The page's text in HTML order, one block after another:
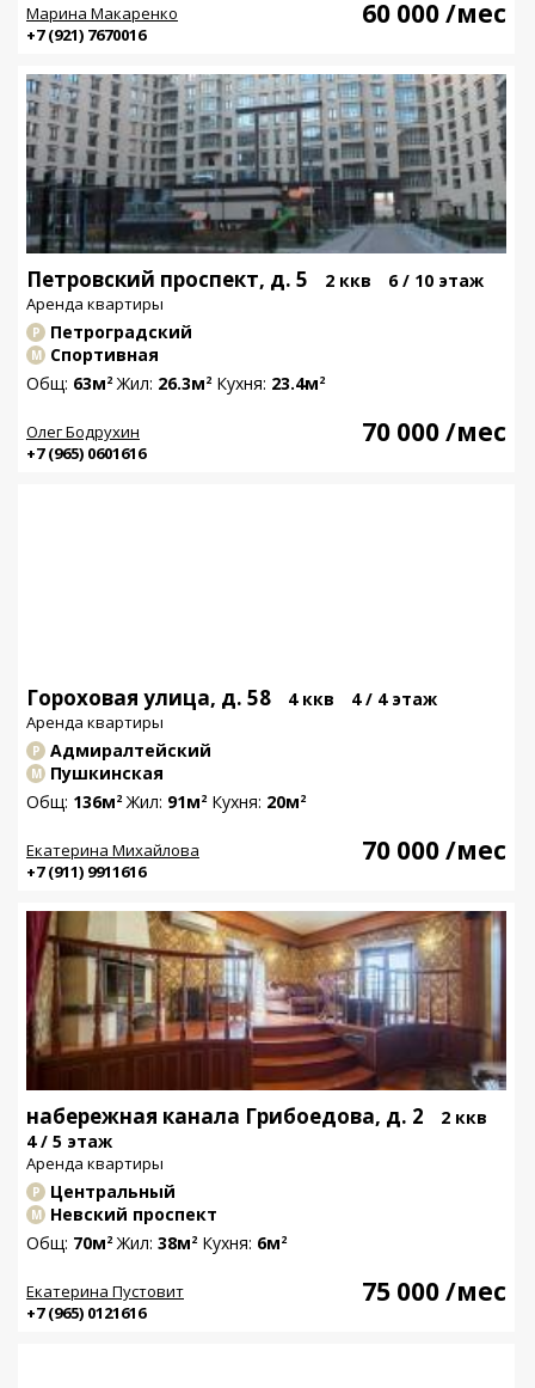
60 000/мес
Марина Макаренко
+7 (921) 7670016
70 000/мес
Олег Бодрухин
+7 (965) 0601616
Петровский проспект, д. 5 2 ккв 6 / 10 этаж
Аренда квартиры
Р Петроградский
М Спортивная
Общ: 63м2Жил: 26.3м2Кухня: 23.4м2
70 000/мес
Екатерина Михайлова
+7 (911) 9911616
Гороховая улица, д. 58 4 ккв 4 / 4 этаж
Аренда квартиры
Р Адмиралтейский
М Пушкинская
Общ: 136м2Жил: 91м2Кухня: 20м2
75 000/мес
Екатерина Пустовит
+7 (965) 0121616
набережная канала Грибоедова, д. 2
2 ккв
4 / 5 этаж
Аренда квартиры
Р Центральный
М Невский проспект
Общ: 70м2Жил: 38м2Кухня: 6м2